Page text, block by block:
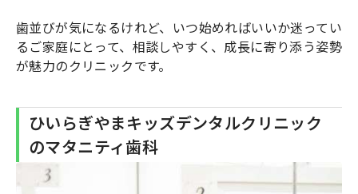
歯並びが気になるけれど、いつ始めればいいか迷ってい
るご家庭にとって、相談しやすく、成長に寄り添う姿勢
が魅力のクリニックです。
ひいらぎやまキッズデンタルクリニック
のマタニティ歯科